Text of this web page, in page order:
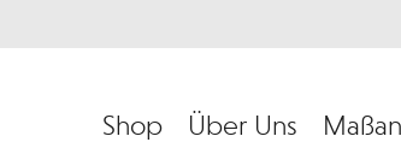
Über Uns
Shop